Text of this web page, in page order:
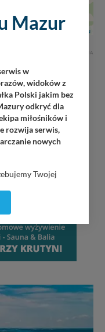
Leaflet|Mazury24.eu
REKLAMA
Mazur
w
widoków z
Polski jakim bez
odkryć dla
miłośników i
rozwija serwis,
nowych
Twojej
dane (w tym
usprawnienia
itp).
dla nas
nie będziemy
zgodę. Więcej
danych.